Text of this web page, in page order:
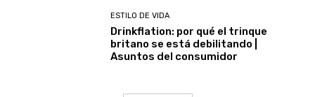
ESTILO DE VIDA
Drinkflation: por qué el trinque
britano se está debilitando |
Asuntos del consumidor